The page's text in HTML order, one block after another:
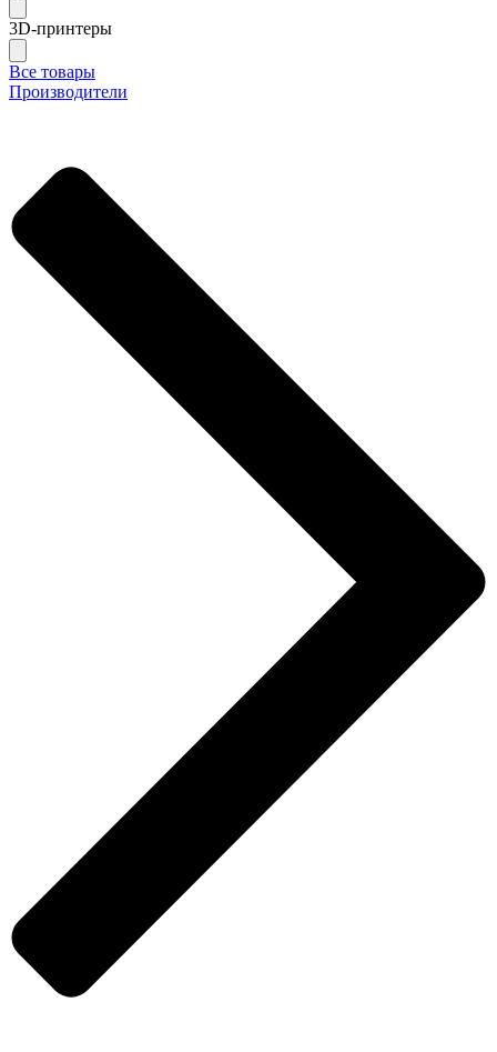
3D-принтеры
Все товары
Производители